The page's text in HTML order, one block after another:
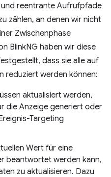
und reentrante Aufrufpfade
zählen, an denen wir nicht
Zwischenphase
BlinkNG haben wir diese
dass sie alle auf
reduziert werden können:
aktualisiert werden,
die Anzeige generiert oder
Targeting
Wert für eine
beantwortet werden kann,
zu aktualisieren. Dazu